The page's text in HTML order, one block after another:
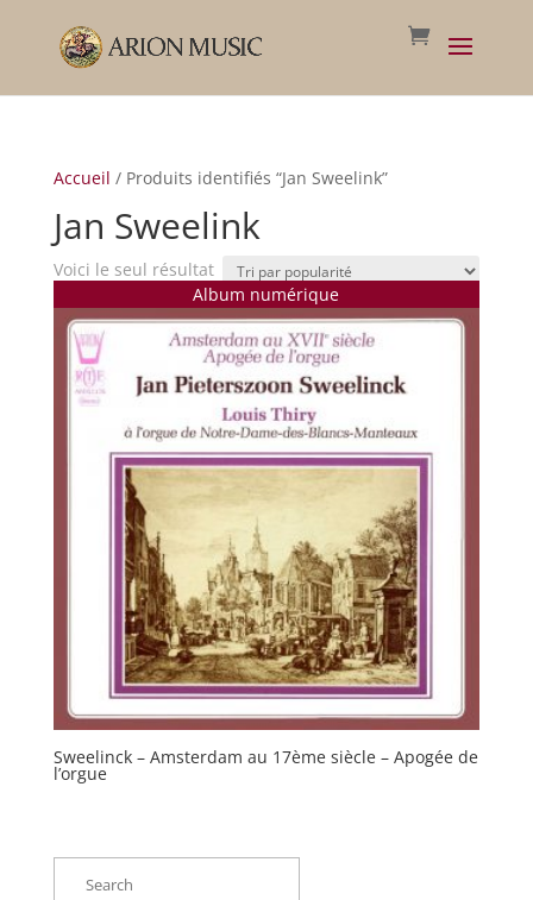
Accueil / Produits identifiés “Jan Sweelink”
Jan Sweelink
Voici le seul résultat
Album numérique
Sweelinck – Amsterdam au 17ème siècle – Apogée de
l’orgue